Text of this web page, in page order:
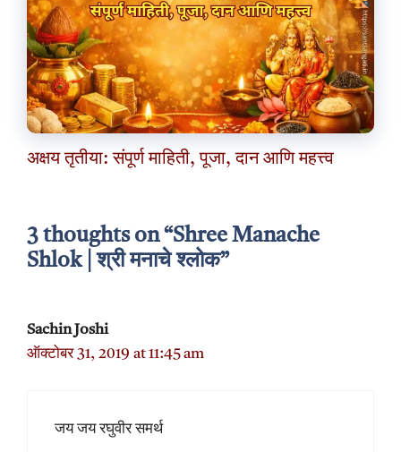
अक्षय तृतीया: संपूर्ण माहिती, पूजा, दान आणि महत्त्व
3 thoughts on “Shree Manache
Shlok | श्री मनाचे श्लोक”
Sachin Joshi
ऑक्टोबर 31, 2019 at 11:45 am
जय जय रघुवीर समर्थ